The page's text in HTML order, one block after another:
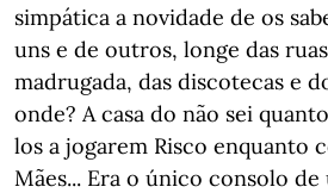
simpática a novidade de os
uns e de outros, longe das
madrugada, das discotecas e
onde? A casa do não sei
los a jogarem Risco enquanto
Mães... Era o único consolo de